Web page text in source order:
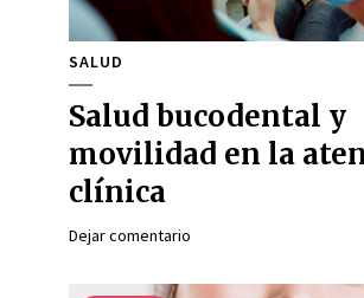
SALUD
Salud bucodental y
movilidad en la
clínica
Dejar comentario